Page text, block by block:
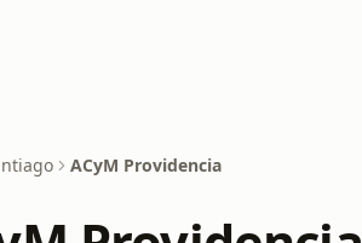
ACyM Providencia